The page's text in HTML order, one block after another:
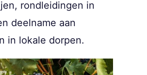
rondleidingen in
deelname aan
in lokale dorpen.